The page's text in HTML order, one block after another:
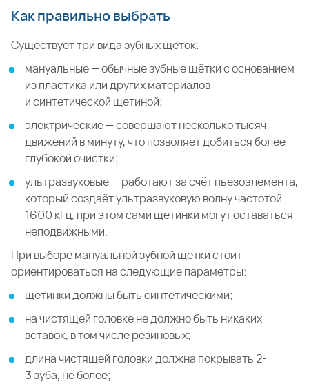
Как правильно выбрать
Существует три вида зубных щёток:
мануальные — обычные зубные щётки с основанием
из пластика или других материалов
и синтетической щетиной;
электрические — совершают несколько тысяч
движений в минуту, что позволяет добиться более
глубокой очистки;
ультразвуковые — работают за счёт пьезоэлемента,
который создаёт ультразвуковую волну частотой
1600 кГц, при этом сами щетинки могут оставаться
неподвижными.
При выборе мануальной зубной щётки стоит
ориентироваться на следующие параметры:
щетинки должны быть синтетическими;
на чистящей головке не должно быть никаких
вставок, в том числе резиновых;
длина чистящей головки должна покрывать 2-
3 зуба, не более;